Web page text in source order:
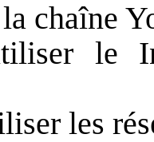
chaîne
le
les